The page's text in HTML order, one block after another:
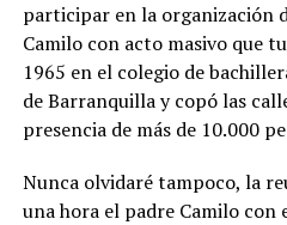
participar en la organización
Camilo con acto masivo que
1965 en el colegio de
de Barranquilla y copó las
presencia de más de 10.000
Nunca olvidaré tampoco, la
una hora el padre Camilo